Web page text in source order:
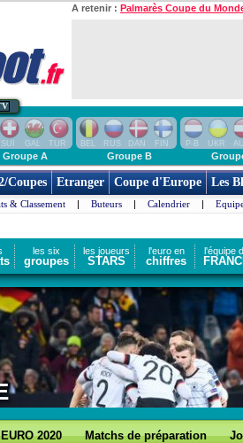
A retenir : Palmarès Coupe du
SUI GAL TUR BEL RUS DAN FIN P-B UKR
Groupe A Groupe B
Coupes Etranger Coupe d'Europe Les
& Classement | Buteurs | Calendrier |
les six
groupes
les joueurs
STARS
l'euro en
chiffres
l'équipe
2020 Matchs de préparation